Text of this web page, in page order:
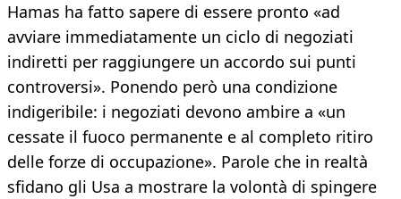
Hamas ha fatto sapere di essere pronto «ad
avviare immediatamente un ciclo di negoziati
indiretti per raggiungere un accordo sui punti
controversi». Ponendo però una condizione
indigeribile: i negoziati devono ambire a «un
cessate il fuoco permanente e al completo ritiro
delle forze di occupazione». Parole che in realtà
sfidano gli Usa a mostrare la volontà di spingere